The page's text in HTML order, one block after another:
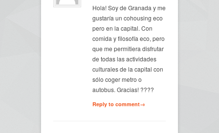
Hola! Soy de Granada y me
gustaría un cohousing eco
pero en la capital. Con
comida y filosofía eco, pero
que me permitiera disfrutar
de todas las actividades
culturales de la capital con
sólo coger metro o
autobus. Gracias! ????
Reply to comment→